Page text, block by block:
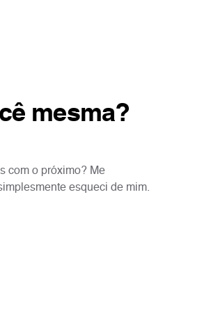
mesma?
com o próximo? Me
esqueci de mim.